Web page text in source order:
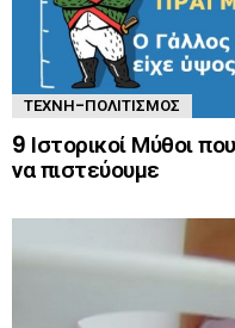
ΤΈΧΝΗ-ΠΟΛΙΤΙΣΜΌΣ
9 Ιστορικοί Μύθοι
να πιστεύουμε